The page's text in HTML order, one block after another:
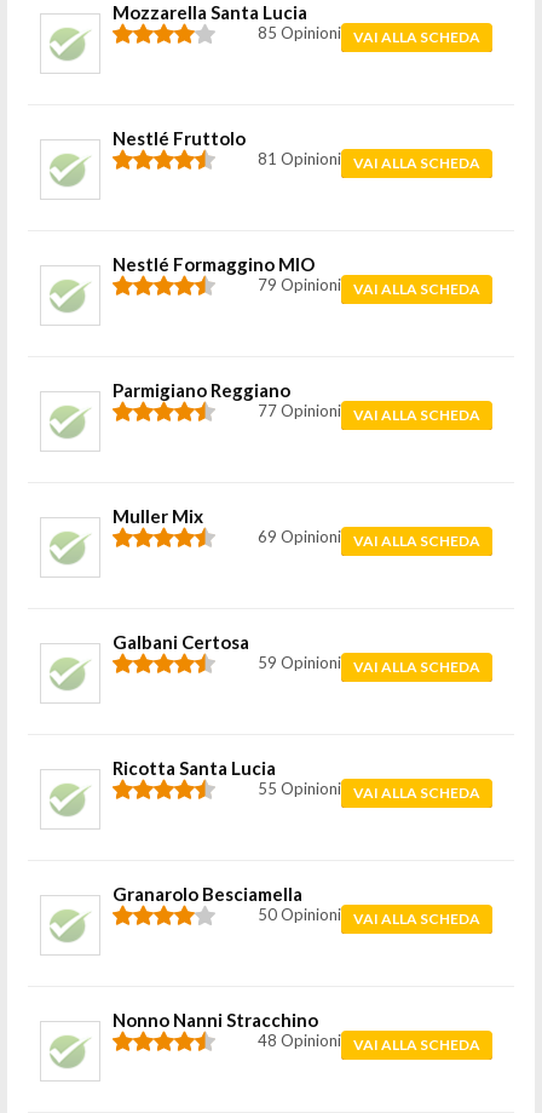
Mozzarella Santa Lucia
85 Opinioni VAI ALLA SCHEDA
Nestlé Fruttolo
81 Opinioni VAI ALLA SCHEDA
Nestlé Formaggino MIO
79 Opinioni VAI ALLA SCHEDA
Parmigiano Reggiano
77 Opinioni VAI ALLA SCHEDA
Muller Mix
69 Opinioni VAI ALLA SCHEDA
Galbani Certosa
59 Opinioni VAI ALLA SCHEDA
Ricotta Santa Lucia
55 Opinioni VAI ALLA SCHEDA
Granarolo Besciamella
50 Opinioni VAI ALLA SCHEDA
Nonno Nanni Stracchino
48 Opinioni VAI ALLA SCHEDA